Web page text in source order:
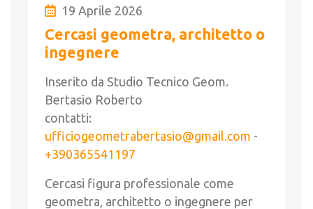
19 Aprile 2026
Cercasi geometra, architetto o
ingegnere
Inserito da Studio Tecnico Geom.
Bertasio Roberto
contatti:
ufficiogeometrabertasio@gmail.com -
+390365541197
Cercasi figura professionale come
geometra, architetto o ingegnere per